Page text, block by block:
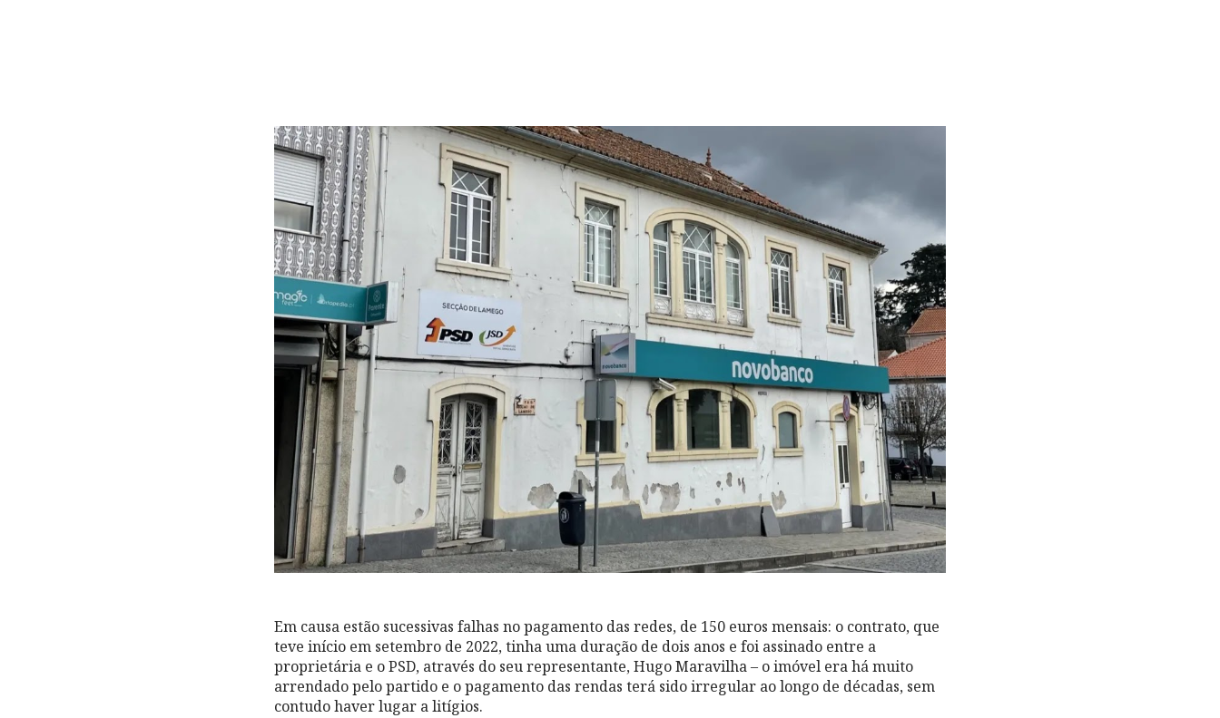
Em causa estão sucessivas falhas no pagamento das redes, de 150 euros mensais: o contrato, que
teve início em setembro de 2022, tinha uma duração de dois anos e foi assinado entre a
proprietária e o PSD, através do seu representante, Hugo Maravilha – o imóvel era há muito
arrendado pelo partido e o pagamento das rendas terá sido irregular ao longo de décadas, sem
contudo haver lugar a litígios.